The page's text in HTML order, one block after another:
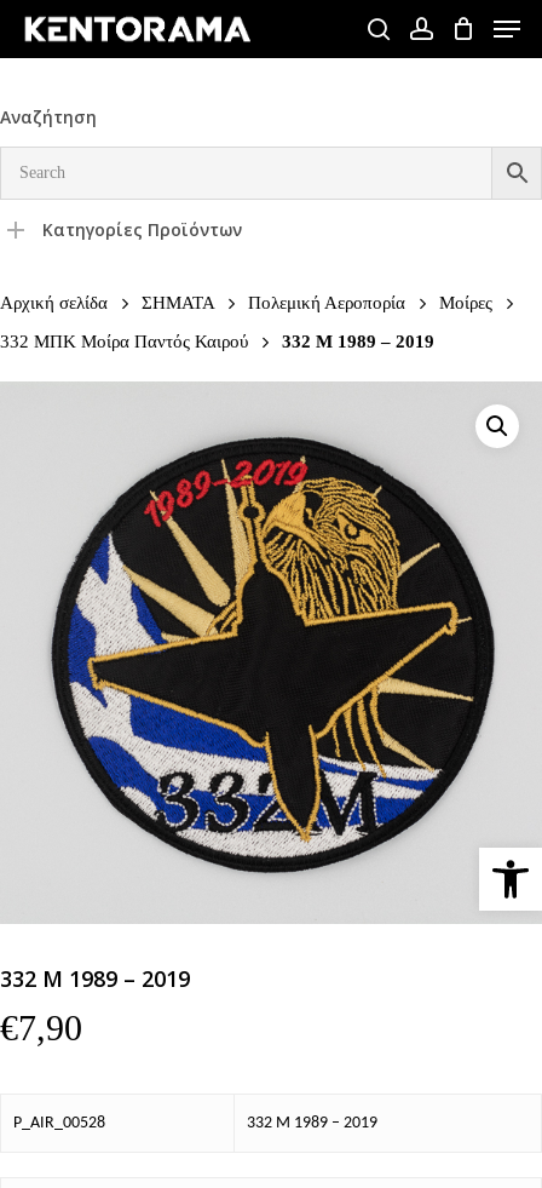
Skip
content
searchaccount
Menu
Αναζήτηση
Κατηγορίες Προϊόντων
Αρχική σελίδα ΣΗΜΑΤΑ Πολεμική Αεροπορία
Μοίρες
332 ΜΠΚ Μοίρα Παντός Καιρού
332 Μ 1989 – 2019
332 Μ 1989 – 2019
€7,90
P_AIR_00528 332 Μ 1989 – 2019